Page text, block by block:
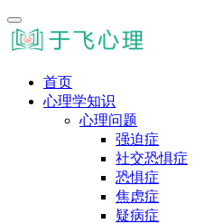
首页
心理学知识
心理问题
强迫症
社交恐惧症
恐惧症
焦虑症
疑病症